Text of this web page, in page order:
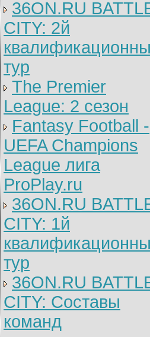
36ON.RU
CITY: 2й
тур
The Premier
League: 2 cезон
Fantasy Football -
UEFA Champions
League лига
ProPlay.ru
36ON.RU
CITY: 1й
тур
36ON.RU
CITY: Составы
команд